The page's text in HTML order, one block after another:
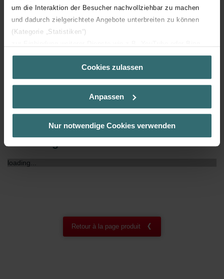
um die Interaktion der Besucher nachvollziehbar zu machen
und dadurch zielgerichtete Angebote unterbreiten zu können
(Kategorie „Statistiken“)
(Kategorie „Marketing“)
Über „Details zeigen“ bzw. die Datenschutzerklärung erhalten
Sie weitere Informationen. Durch die Auswahl der Kategorie
der Auswahl von „Statistiken“ willigen Sie ein, dass wir Ihren
Besuchsverlauf auf unserer Website verwenden, um Ihnen die
bestmögliche Nutzererfahrung zu ermöglichen und Ihnen
widerrufen.
Cookies zulassen
Anpassen
Nur notwendige Cookies verwenden
Avec profil à pousser
Tenue à la flexion Rigide
Téléchargements
loading...
Retour à la page produit